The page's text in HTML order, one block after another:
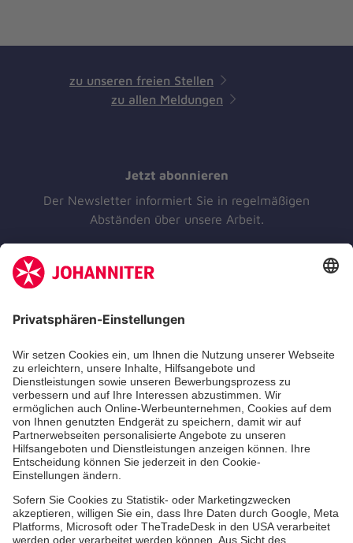
zu unseren freien Stellen
zu allen Meldungen
Jetzt abonnieren
Der Newsletter informiert Sie in regelmäßigen
Abständen über unsere Arbeit.
Unsere Standorte
Leistungen
Kennzahlen und Struktur
Als Pflegefachkraft arbeiten
Qualität
Unsere Spendenprojekte